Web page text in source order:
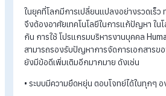
4. ลดต้นทุน
โปรแกรมบริหารงานบุคคล ที่นอกจาก
พลาดและประหยัดเวลาได้นั้น ยังสา
ด้วย เพราะองค์กรสามารถจัดการงา
ทรัพยากรมนุษย์ (HRM) ได้อย่างมีป